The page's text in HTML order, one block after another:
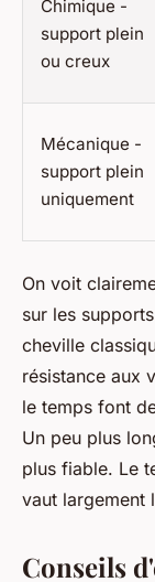
Chimique -
support plein
ou creux
Mécanique -
support plein
uniquement
On voit
sur les
cheville
résistance aux
le temps font
Un peu plus
plus fiable. Le
vaut largement
Conseils